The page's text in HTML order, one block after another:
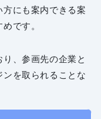
にも案内できる案
です。
、参画先の企業と
を取られることな